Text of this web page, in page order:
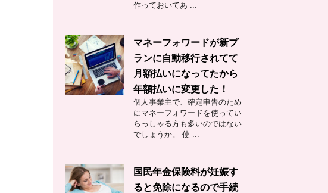
作っておいてあ ...
マネーフォワードが新プ
ランに自動移行されてて
月額払いになってたから
年額払いに変更した！
個人事業主で、確定申告のため
にマネーフォワードを使ってい
らっしゃる方も多いのではない
でしょうか。 使 ...
国民年金保険料が妊娠す
ると免除になるので手続